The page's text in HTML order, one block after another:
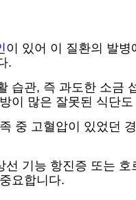
이 있어 이 질환의 발
.
습관, 즉 과도한 소금
이 많은 잘못된 식단
중 고혈압이 있었던
기능 항진증 또는
요합니다.